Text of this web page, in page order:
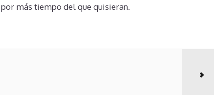
más tiempo del que quisieran.